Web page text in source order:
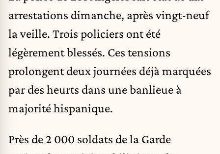
arrestations dimanche, après vingt-neuf
la veille. Trois policiers ont été
légèrement blessés. Ces tensions
prolongent deux journées déjà marquées
par des heurts dans une banlieue à
majorité hispanique.
Près de 2 000 soldats de la Garde